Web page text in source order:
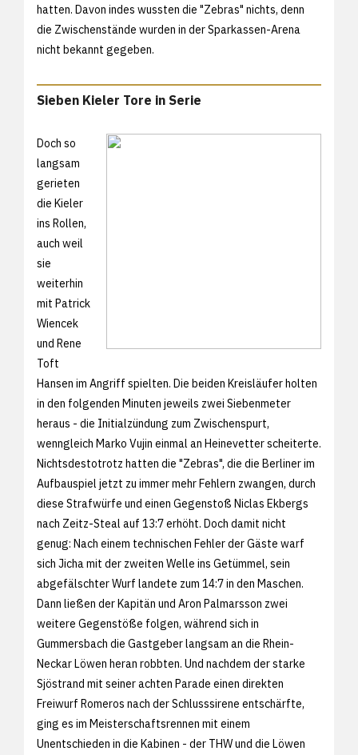
hatten. Davon indes wussten die "Zebras" nichts, denn
die Zwischenstände wurden in der Sparkassen-Arena
nicht bekannt gegeben.
Sieben Kieler Tore in Serie
Doch so
langsam
gerieten
die Kieler
ins Rollen,
auch weil
sie
weiterhin
mit Patrick
Wiencek
und Rene
Toft
Hansen im Angriff spielten. Die beiden Kreisläufer holten
in den folgenden Minuten jeweils zwei Siebenmeter
heraus - die Initialzündung zum Zwischenspurt,
wenngleich Marko Vujin einmal an Heinevetter scheiterte.
Nichtsdestotrotz hatten die "Zebras", die die Berliner im
Aufbauspiel jetzt zu immer mehr Fehlern zwangen, durch
diese Strafwürfe und einen Gegenstoß Niclas Ekbergs
nach Zeitz-Steal auf 13:7 erhöht. Doch damit nicht
genug: Nach einem technischen Fehler der Gäste warf
sich Jicha mit der zweiten Welle ins Getümmel, sein
abgefälschter Wurf landete zum 14:7 in den Maschen.
Dann ließen der Kapitän und Aron Palmarsson zwei
weitere Gegenstöße folgen, während sich in
Gummersbach die Gastgeber langsam an die Rhein-
Neckar Löwen heran robbten. Und nachdem der starke
Sjöstrand mit seiner achten Parade einen direkten
Freiwurf Romeros nach der Schlusssirene entschärfte,
ging es im Meisterschaftsrennen mit einem
Unentschieden in die Kabinen - der THW und die Löwen